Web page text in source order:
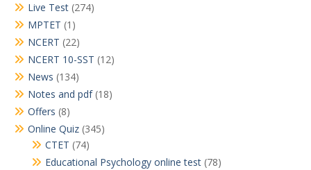
Live Test (274)
MPTET (1)
NCERT (22)
NCERT 10-SST (12)
News (134)
Notes and pdf(18)
Offers (8)
Online Quiz (345)
CTET (74)
Educational Psychology online test (78)